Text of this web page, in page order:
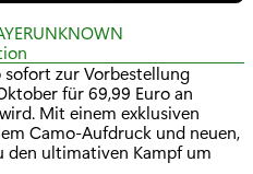
sofort zur Vorbestellung
für 69,99 Euro an
Mit einem exklusiven
Camo-Aufdruck und neuen,
den ultimativen Kampf um